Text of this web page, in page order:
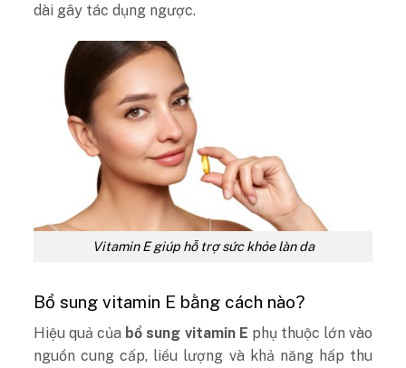
dài gây tác dụng ngược.
Vitamin E giúp hỗ trợ sức khỏe làn da
Bổ sung vitamin E bằng cách nào?
Hiệu quả của bổ sung vitamin E phụ thuộc lớn vào
nguồn cung cấp, liều lượng và khả năng hấp thu